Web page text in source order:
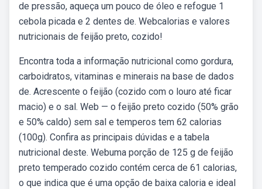
de pressão, aqueça um pouco de óleo e refogue 1
cebola picada e 2 dentes de. Webcalorias e valores
nutricionais de feijão preto, cozido!
Encontra toda a informação nutricional como gordura,
carboidratos, vitaminas e minerais na base de dados
de. Acrescente o feijão (cozido com o louro até ficar
macio) e o sal. Web — o feijão preto cozido (50% grão
e 50% caldo) sem sal e temperos tem 62 calorias
(100g). Confira as principais dúvidas e a tabela
nutricional deste. Webuma porção de 125 g de feijão
preto temperado cozido contém cerca de 61 calorias,
o que indica que é uma opção de baixa caloria e ideal